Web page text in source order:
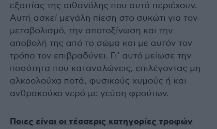
εξαιτίας της αιθανόλης που αυτά περιέχουν.
Αυτή ασκεί μεγάλη πίεση στο συκώτι για τον
μεταβολισμό, την αποτοξίνωση και την
αποβολή της από το σώμα και με αυτόν τον
τρόπο τον επιβραδύνει. Γι’ αυτό μείωσε την
ποσότητα που καταναλώνεις, επιλέγοντας μη
αλκοολούχα ποτά, φυσικούς χυμούς ή και
ανθρακούχο νερό με γεύση φρούτων.
Ποιες είναι οι τέσσερις κατηγορίες τροφών